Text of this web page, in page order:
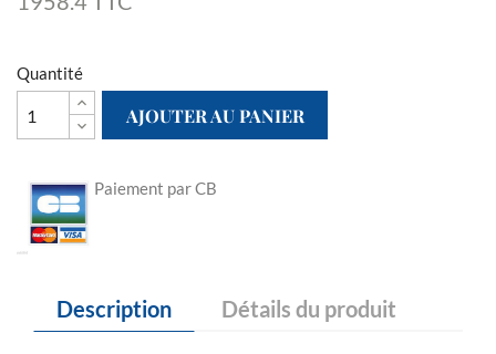
Quantité
AJOUTER AU PANIER
Paiement par CB
Description Détails du produit